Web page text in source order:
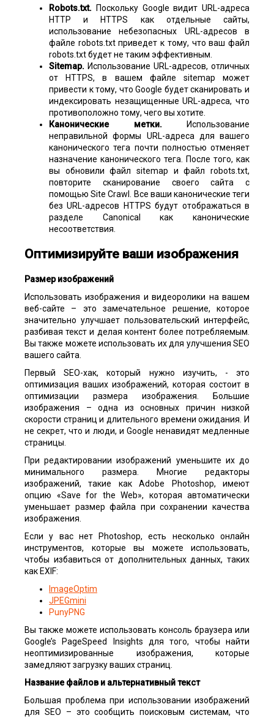
Robots.txt. Поскольку Google видит URL-адреса
HTTP и HTTPS как отдельные сайты,
использование небезопасных URL-адресов в
файле robots.txt приведет к тому, что ваш файл
robots.txt будет не таким эффективным.
Sitemap. Использование URL-адресов, отличных
от HTTPS, в вашем файле sitemap может
привести к тому, что Google будет сканировать и
индексировать незащищенные URL-адреса, что
противоположно тому, чего вы хотите.
Канонические метки. Использование
неправильной формы URL-адреса для вашего
канонического тега почти полностью отменяет
назначение канонического тега. После того, как
вы обновили файл sitemap и файл robots.txt,
повторите сканирование своего сайта с
помощью Site Crawl. Все ваши канонические теги
без URL-адресов HTTPS будут отображаться в
разделе Canonical как канонические
несоответствия.
Оптимизируйте ваши изображения
Размер изображений
Использовать изображения и видеоролики на вашем
веб-сайте – это замечательное решение, которое
значительно улучшает пользовательский интерфейс,
разбивая текст и делая контент более потребляемым.
Вы также можете использовать их для улучшения SEO
вашего сайта.
Первый SEO-хак, который нужно изучить, - это
оптимизация ваших изображений, которая состоит в
оптимизации размера изображения. Большие
изображения – одна из основных причин низкой
скорости страниц и длительного времени ожидания. И
не секрет, что и люди, и Google ненавидят медленные
страницы.
При редактировании изображений уменьшите их до
минимального размера. Многие редакторы
изображений, такие как Adobe Photoshop, имеют
опцию «Save for the Web», которая автоматически
уменьшает размер файла при сохранении качества
изображения.
Если у вас нет Photoshop, есть несколько онлайн
инструментов, которые вы можете использовать,
чтобы избавиться от дополнительных данных, таких
как EXIF:
ImageOptim
JPEGmini
PunyPNG
Вы также можете использовать консоль браузера или
Google’s PageSpeed Insights для того, чтобы найти
неоптимизированные изображения, которые
замедляют загрузку ваших страниц.
Название файлов и альтернативный текст
Большая проблема при использовании изображений
для SEO – это сообщить поисковым системам, что